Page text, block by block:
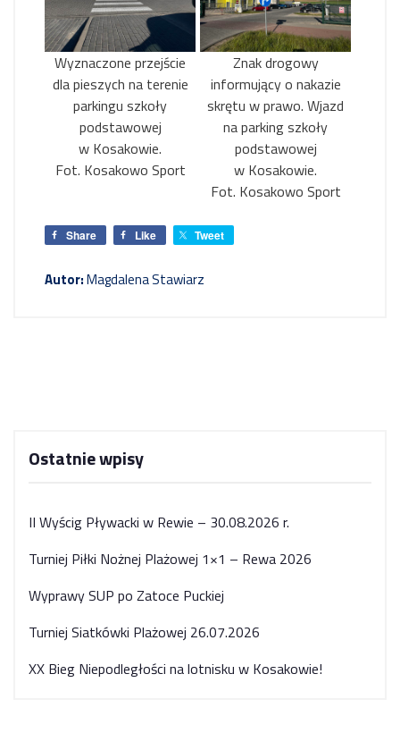
Wyznaczone przejście
dla pieszych na terenie
parkingu szkoły
podstawowej
w Kosakowie.
Fot. Kosakowo Sport
Znak drogowy
informujący o nakazie
skrętu w prawo. Wjazd
na parking szkoły
podstawowej
w Kosakowie.
Fot. Kosakowo Sport
Share Like Tweet
Autor:Magdalena Stawiarz
Ostatnie wpisy
II Wyścig Pływacki w Rewie – 30.08.2026 r.
Turniej Piłki Nożnej Plażowej 1×1 – Rewa 2026
Wyprawy SUP po Zatoce Puckiej
Turniej Siatkówki Plażowej 26.07.2026
XX Bieg Niepodległości na lotnisku w Kosakowie!